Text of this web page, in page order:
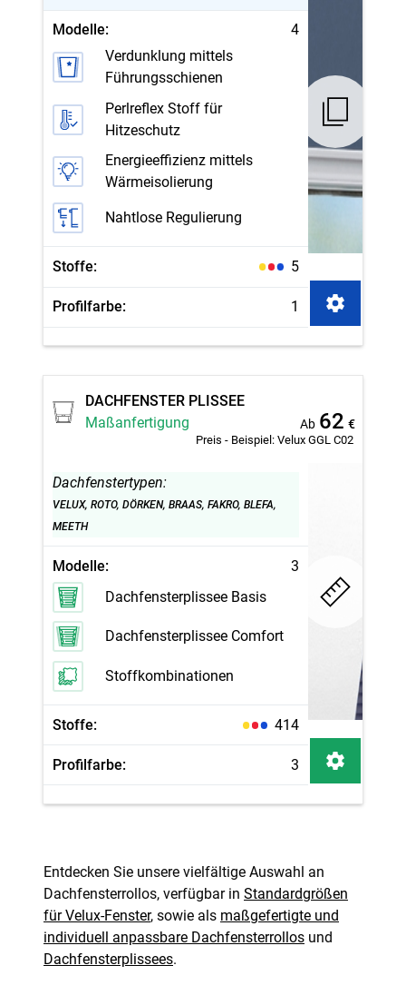
Modelle:
4
Verdunklung mittels
Führungsschienen
Perlreflex Stoff für
Hitzeschutz
Energieeffizienz mittels
Wärmeisolierung
Nahtlose Regulierung
Stoffe: 5
Profilfarbe: 1
DACHFENSTER PLISSEE
Maßanfertigung
Dachfenstertypen:
VELUX, ROTO, DÖRKEN, BRAAS, FAKRO, BLEFA,
MEETH
Modelle:
3
Dachfensterplissee Basis
Dachfensterplissee Comfort
Stoffkombinationen
Stoffe: 414
Profilfarbe: 3
Preis - Beispiel: Velux GGL C02
Ab 62 €
Entdecken Sie unsere vielfältige Auswahl an
Dachfensterrollos, verfügbar in Standardgrößen
für Velux-Fenster, sowie als maßgefertigte und
individuell anpassbare Dachfensterrollos und
Dachfensterplissees.